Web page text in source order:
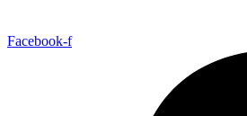
Facebook-f